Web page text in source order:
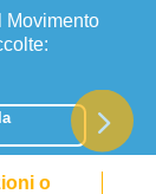
Movimento
o